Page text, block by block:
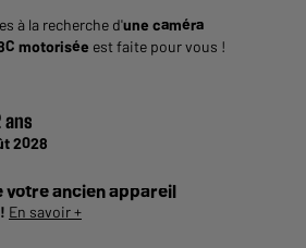
à la recherche d'une caméra
motorisée est faite pour vous !
ans
2028
votre ancien appareil
En savoir +